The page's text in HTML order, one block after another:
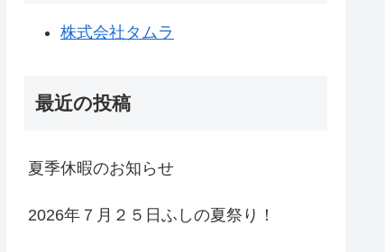
株式会社タムラ
最近の投稿
夏季休暇のお知らせ
2026年７月２５日ふしの夏祭り！